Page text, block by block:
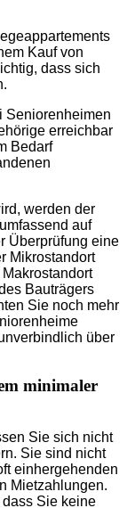
Kauf von
dass sich
Seniorenheimen
erreichbar
Bedarf
werden der
auf
Überprüfung eine
Mikrostandort
Bauträgers
Sie noch mehr
über
minimaler
Sie sich nicht
Sie sind nicht
einhergehenden
Mietzahlungen.
dass Sie keine